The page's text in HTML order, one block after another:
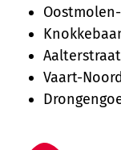
Aalterstraat
Vaart-